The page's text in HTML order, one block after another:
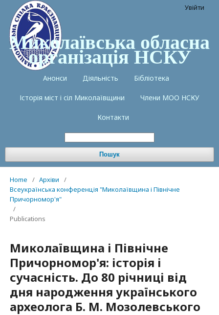
Миколаївська обласна
організація НСКУ
Анонси Діяльність Бібліотека
Історія міст і сіл Миколаївщини Члени МОО НСКУ
Контакти
Пошук
Увійти
Home / Архіви
/
Всеукраїнська конференція "Миколаївщина і Північне
Причорномор'я"
/
Publications
Миколаївщина і Північне
Причорномор'я: історія і
сучасність. До 80 річниці від
дня народження українського
археолога Б. М. Мозолевського